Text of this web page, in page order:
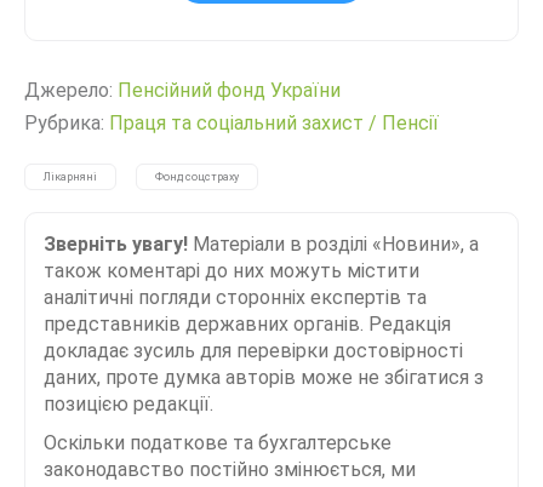
Джерело: Пенсійний фонд України
Рубрика: Праця та соціальний захист / Пенсії
Лікарняні Фонд соцстраху
Зверніть увагу! Матеріали в розділі «Новини», а
також коментарі до них можуть містити
аналітичні погляди сторонніх експертів та
представників державних органів. Редакція
докладає зусиль для перевірки достовірності
даних, проте думка авторів може не збігатися з
позицією редакції.
Оскільки податкове та бухгалтерське
законодавство постійно змінюється, ми